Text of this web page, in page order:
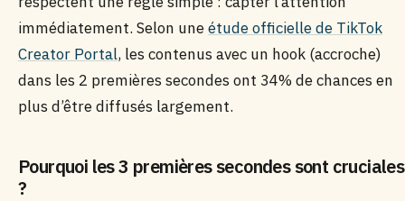
immédiatement. Selon uneétude officielle de TikTok
Creator Portal, les contenus avec un hook (accroche)
dans les 2 premières secondes ont 34% de chances en
plus d’être diffusés largement.
Pourquoi les 3 premières secondes sont cruciales
?